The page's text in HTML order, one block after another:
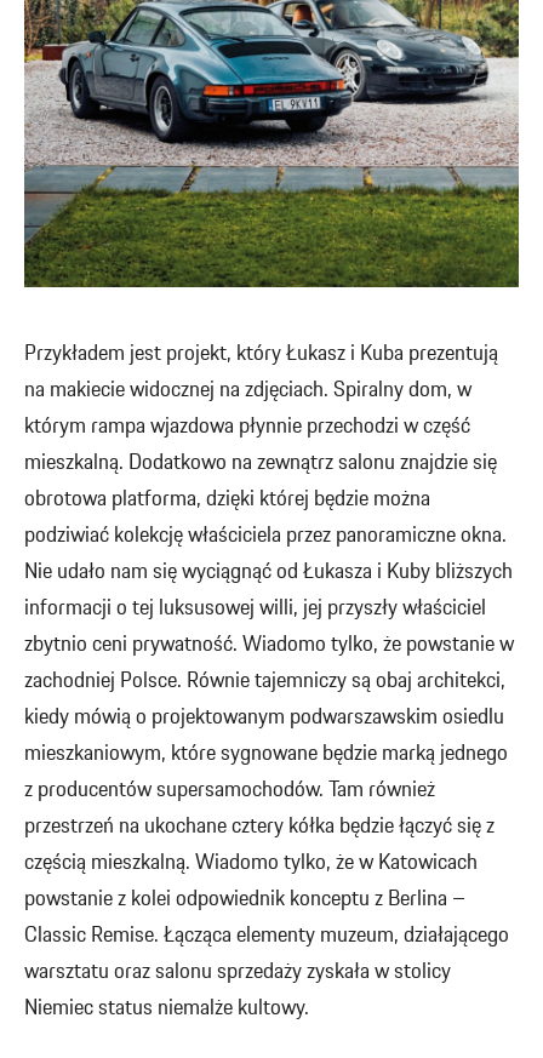
Przykładem jest projekt, który Łukasz i Kuba prezentują
na makiecie widocznej na zdjęciach. Spiralny dom, w
którym rampa wjazdowa płynnie przechodzi w część
mieszkalną. Dodatkowo na zewnątrz salonu znajdzie się
obrotowa platforma, dzięki której będzie można
podziwiać kolekcję właściciela przez panoramiczne okna.
Nie udało nam się wyciągnąć od Łukasza i Kuby bliższych
informacji o tej luksusowej willi, jej przyszły właściciel
zbytnio ceni prywatność. Wiadomo tylko, że powstanie w
zachodniej Polsce. Równie tajemniczy są obaj architekci,
kiedy mówią o projektowanym podwarszawskim osiedlu
mieszkaniowym, które sygnowane będzie marką jednego
z producentów supersamochodów. Tam również
przestrzeń na ukochane cztery kółka będzie łączyć się z
częścią mieszkalną. Wiadomo tylko, że w Katowicach
powstanie z kolei odpowiednik konceptu z Berlina –
Classic Remise. Łącząca elementy muzeum, działającego
warsztatu oraz salonu sprzedaży zyskała w stolicy
Niemiec status niemalże kultowy.